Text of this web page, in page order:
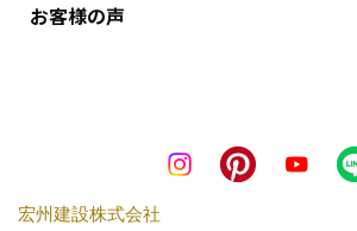
お客様の声
宏州建設株式会社